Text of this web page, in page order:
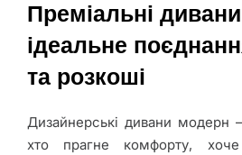
Преміальні
ідеальне
та розкоші
Дизайнерські дивани модерн
хто прагне комфорту, хоче